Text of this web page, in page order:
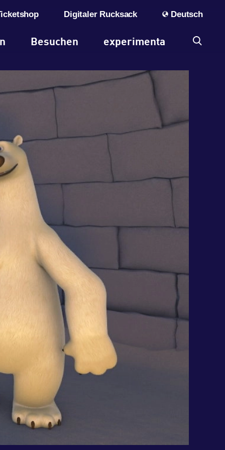
Digitaler Rucksack Deutsch
Besuchen experimenta